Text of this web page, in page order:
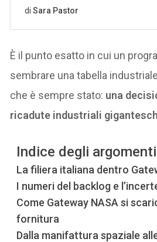
È il punto esatto in cui un
sembrare una tabella
che è sempre stato: una
ricadute industriali
Indice degli argomenti
La filiera italiana dentro
I numeri del backlog e
Come Gateway NASA si
fornitura
Dalla manifattura spaziale